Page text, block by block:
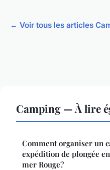
← Voir tous les articles
Camping — À lire
Comment organiser un
expédition de plongée
mer Rouge?